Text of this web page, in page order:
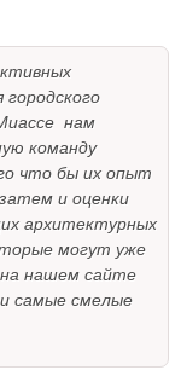
нам
команду
что бы их опыт
и оценки
архитектурных
могут уже
на нашем сайте
самые смелые